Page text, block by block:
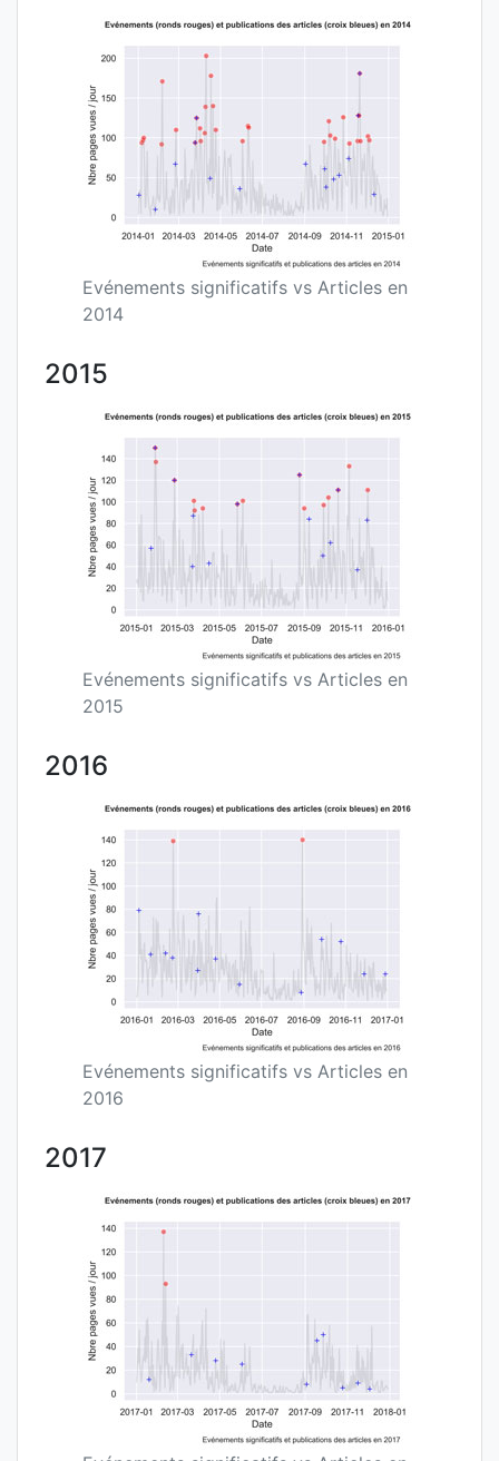
Evénements significatifs vs Articles en
2014
2015
Evénements significatifs vs Articles en
2015
2016
Evénements significatifs vs Articles en
2016
2017